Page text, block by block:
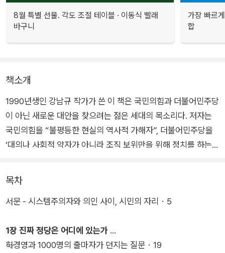
8월 특별 선물. 각도 조절 테이블 · 이동식 빨래
바구니
가장 빠르
합
책소개
1990년생인 강남규 작가가 쓴 이 책은 국민의힘과 더불어민주당
이 아닌 새로운 대안을 찾으려는 젊은 세대의 목소리다. 저자는
국민의힘을 “불평등한 현실의 역사적 가해자”, 더불어민주당을
‘대의나 사회적 약자가 아니라 조직 보위만을 위해 정치를 하는
지 정치집단과 시민의 이익이 ‘양보’되고 있다고 비판한다.
이 책은 바로 이 지점에서 시민인 우리의 책임과 역할을 역설한
“선출된 정치인들과 녹봉 받는 관료들, 그리고 그들이 구축해야
할 시스템”에 모든 것을 위탁하는 대신 우리 모두가 ‘시민의 자
목차
서문 - 시스템주의자와 의인 사이, 시민의 자리・5
1장 진짜 정당은 어디에 있는가
허경영과 1000명의 출마자가 던지는 질문・19